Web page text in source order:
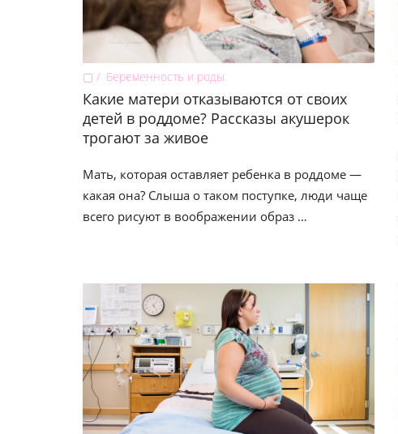
▢ Беременность и роды
Какие матери отказываются от своих
детей в роддоме? Рассказы акушерок
трогают за живое
Мать, которая оставляет ребенка в роддоме —
какая она? Слыша о таком поступке, люди чаще
всего рисуют в воображении образ …